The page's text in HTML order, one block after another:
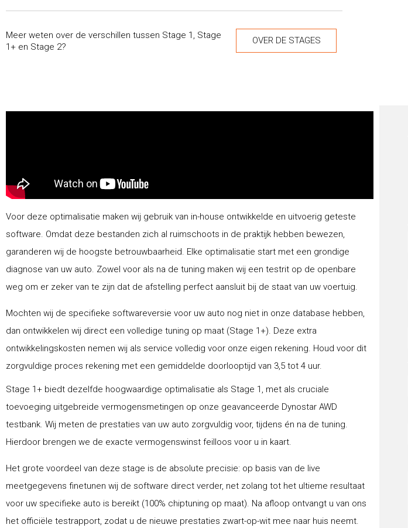
Meer weten over de verschillen tussen Stage 1, Stage
1+ en Stage 2?
OVER DE STAGES
Voor deze optimalisatie maken wij gebruik van in-house ontwikkelde en uitvoerig geteste
software. Omdat deze bestanden zich al ruimschoots in de praktijk hebben bewezen,
garanderen wij de hoogste betrouwbaarheid. Elke optimalisatie start met een grondige
diagnose van uw auto. Zowel voor als na de tuning maken wij een testrit op de openbare
weg om er zeker van te zijn dat de afstelling perfect aansluit bij de staat van uw voertuig.
Mochten wij de specifieke softwareversie voor uw auto nog niet in onze database hebben,
dan ontwikkelen wij direct een volledige tuning op maat (Stage 1+). Deze extra
ontwikkelingskosten nemen wij als service volledig voor onze eigen rekening. Houd voor dit
zorgvuldige proces rekening met een gemiddelde doorlooptijd van 3,5 tot 4 uur.
Stage 1+ biedt dezelfde hoogwaardige optimalisatie als Stage 1, met als cruciale
toevoeging uitgebreide vermogensmetingen op onze geavanceerde Dynostar AWD
testbank. Wij meten de prestaties van uw auto zorgvuldig voor, tijdens én na de tuning.
Hierdoor brengen we de exacte vermogenswinst feilloos voor u in kaart.
Het grote voordeel van deze stage is de absolute precisie: op basis van de live
meetgegevens finetunen wij de software direct verder, net zolang tot het ultieme resultaat
voor uw specifieke auto is bereikt (100% chiptuning op maat). Na afloop ontvangt u van ons
het officiële testrapport, zodat u de nieuwe prestaties zwart-op-wit mee naar huis neemt.